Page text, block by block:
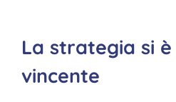
La strategia si
vincente